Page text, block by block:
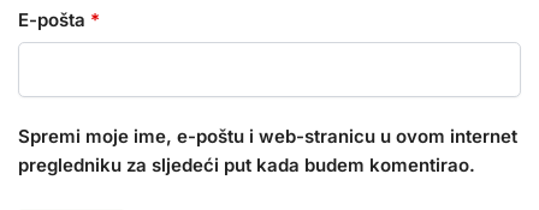
E-pošta *
Spremi moje ime, e-poštu i web-stranicu u ovom internet
pregledniku za sljedeći put kada budem komentirao.